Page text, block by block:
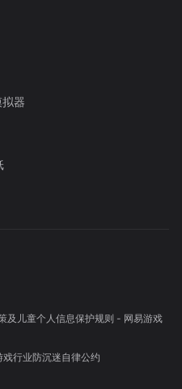
器
及儿童个人信息保护规则 - 网易游戏
戏行业防沉迷自律公约